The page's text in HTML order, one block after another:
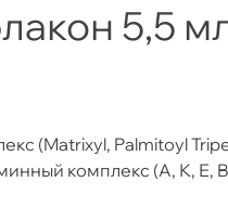
5,5
(Matrixyl, Palmitoyl
комплекс (А, К, Е,